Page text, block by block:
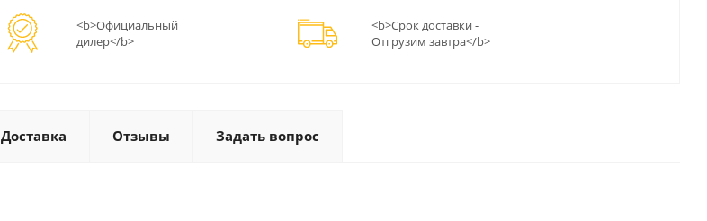
<b>Официальный
дилер</b>
<b>Срок доставки -
Отгрузим завтра</b>
Доставка Отзывы Задать вопрос